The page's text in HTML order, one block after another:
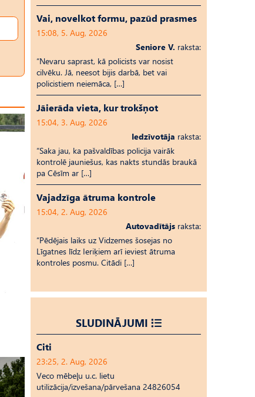
Vai, novelkot formu, pazūd prasmes
15:08, 5. Aug, 2026
Seniore V. raksta:
“Nevaru saprast, kā policists var nosist
cilvēku. Jā, neesot bijis darbā, bet vai
policistiem neiemāca, […]
Jāierāda vieta, kur trokšņot
15:04, 3. Aug, 2026
Iedzīvotāja raksta:
“Saka jau, ka pašvaldības policija vairāk
kontrolē jauniešus, kas nakts stundās braukā
pa Cēsīm ar […]
Vajadzīga ātruma kontrole
15:04, 2. Aug, 2026
Autovadītājs raksta:
“Pēdējais laiks uz Vid­ze­mes šosejas no
Līgatnes līdz Ieriķiem arī ieviest ātruma
kontroles posmu. Citādi […]
SLUDINĀJUMI
Citi
23:25, 2. Aug, 2026
Veco mēbeļu u.c. lietu
utilizācija/izvešana/pārvešana 24826054